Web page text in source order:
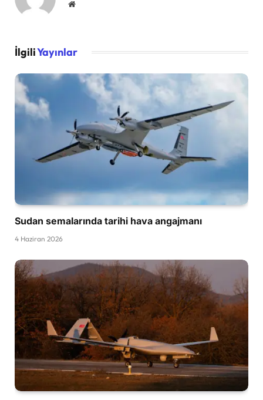
Website
İlgiliYayınlar
Sudan semalarında tarihi hava angajmanı
4 Haziran 2026